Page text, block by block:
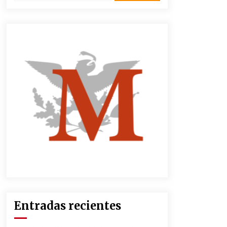
Zar antidrogas de EE.UU.: “vamos
por los políticos mexicanos que
protegen al narco”
2 meses atrás
México libraría posible arancel de
EE.UU. en 85% de sus exportaciones
Entradas recientes